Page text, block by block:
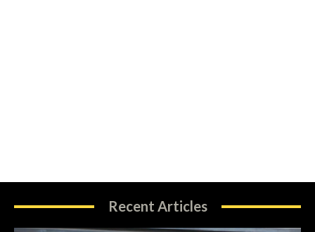
Recent Articles